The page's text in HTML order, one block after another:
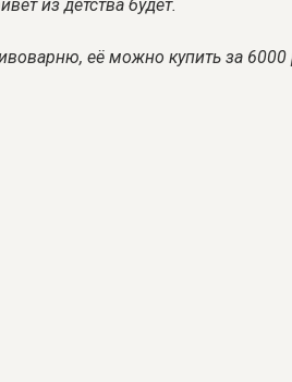
из детства будет.
её можно купить за 6000